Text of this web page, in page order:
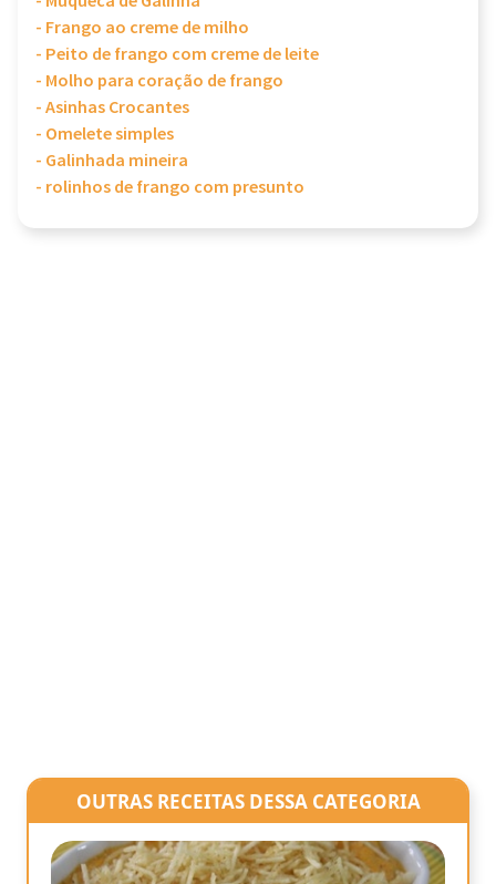
- Frango ao creme de milho
- Peito de frango com creme de leite
- Molho para coração de frango
- Asinhas Crocantes
- Omelete simples
- Galinhada mineira
- rolinhos de frango com presunto
OUTRAS RECEITAS DESSA CATEGORIA